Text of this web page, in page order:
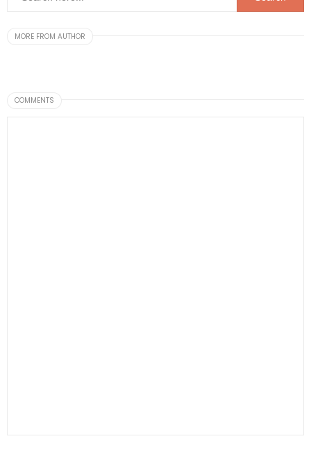
MORE FROM AUTHOR
COMMENTS